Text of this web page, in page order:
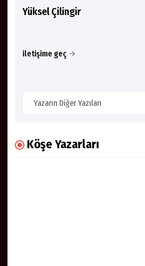
Yüksel Çilingir
iletişime geç
Köşe Yazarları